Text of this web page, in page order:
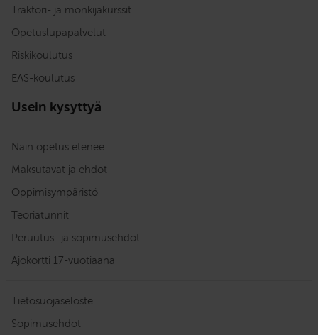
Traktori- ja mönkijäkurssit
Opetuslupapalvelut
Riskikoulutus
EAS-koulutus
Usein kysyttyä
Näin opetus etenee
Maksutavat ja ehdot
Oppimisympäristö
Teoriatunnit
Peruutus- ja sopimusehdot
Ajokortti 17-vuotiaana
Tietosuojaseloste
Sopimusehdot